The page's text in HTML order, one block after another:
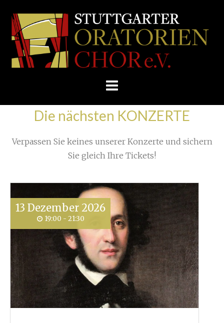
Skip
E.V.
Home Unkategorisiert » /
Die nächsten KONZERTE
Verpassen Sie keines unserer Konzerte und sichern
Sie gleich Ihre Tickets!
13 Dezember 2026
19:00 - 21:30